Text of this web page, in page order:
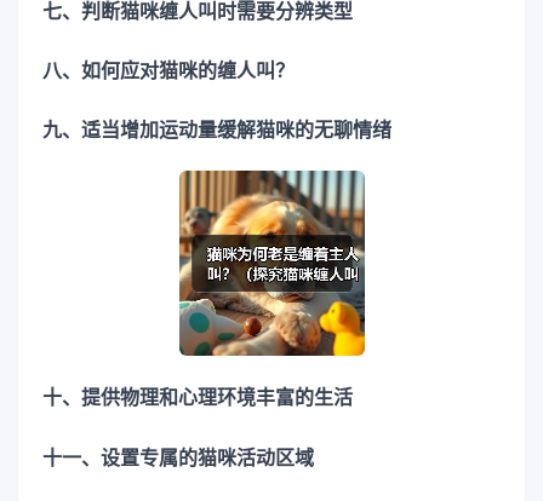
七、判断猫咪缠人叫时需要分辨类型
八、如何应对猫咪的缠人叫？
九、适当增加运动量缓解猫咪的无聊情绪
十、提供物理和心理环境丰富的生活
十一、设置专属的猫咪活动区域